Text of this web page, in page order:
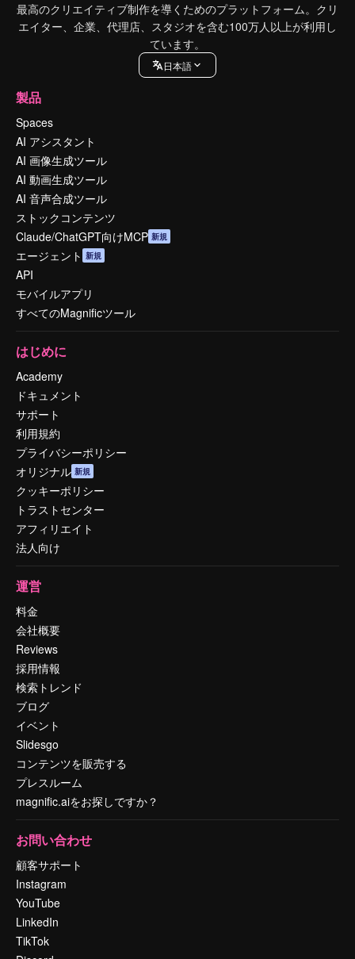
最高のクリエイティブ制作を導くためのプラットフォーム。クリ
エイター、企業、代理店、スタジオを含む100万人以上が利用し
ています。
日本語
製品
Spaces
AI アシスタント
AI 画像生成ツール
AI 動画生成ツール
AI 音声合成ツール
ストックコンテンツ
Claude/ChatGPT向けMCP 新規
エージェント 新規
API
モバイルアプリ
すべてのMagnificツール
はじめに
Academy
ドキュメント
サポート
利用規約
プライバシーポリシー
オリジナル 新規
クッキーポリシー
トラストセンター
アフィリエイト
法人向け
運営
料金
会社概要
Reviews
採用情報
検索トレンド
ブログ
イベント
Slidesgo
コンテンツを販売する
プレスルーム
magnific.aiをお探しですか？
お問い合わせ
顧客サポート
Instagram
YouTube
LinkedIn
TikTok